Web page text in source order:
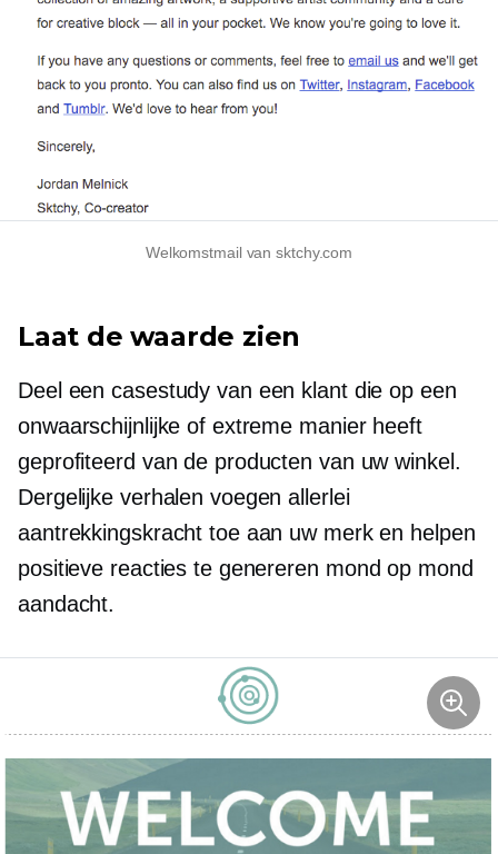
Welkomstmail van sktchy.com
Laat de waarde zien
Deel een casestudy van een klant die op een
onwaarschijnlijke of extreme manier heeft
geprofiteerd van de producten van uw winkel.
Dergelijke verhalen voegen allerlei
aantrekkingskracht toe aan uw merk en helpen
positieve reacties te genereren mond op mond
aandacht.